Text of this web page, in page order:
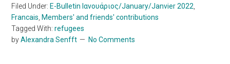
Filed Under: E-Bulletin Ιανουάριος/January/Janvier 2022
Francais Members' and friends' contributions
Tagged With:refugees
byAlexandra Senfft No Comments